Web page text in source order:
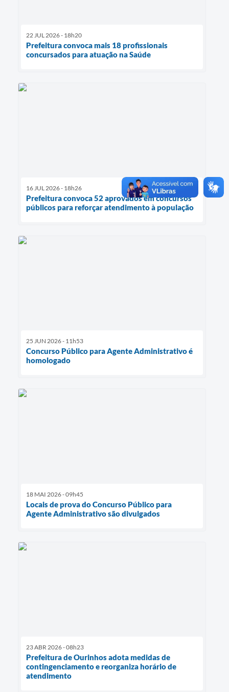
22 JUL 2026 - 18h20
Prefeitura convoca mais 18 profissionais
concursados para atuação na Saúde
16 JUL 2026 - 18h26
Prefeitura convoca 52 aprovados em concursos
públicos para reforçar atendimento à população
25 JUN 2026 - 11h53
Concurso Público para Agente Administrativo é
homologado
18 MAI 2026 - 09h45
Locais de prova do Concurso Público para
Agente Administrativo são divulgados
23 ABR 2026 - 08h23
Prefeitura de Ourinhos adota medidas de
contingenciamento e reorganiza horário de
atendimento